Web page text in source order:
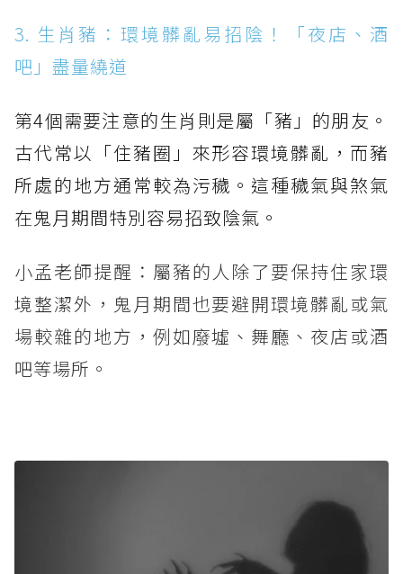
3. 生肖豬：環境髒亂易招陰！「夜店、酒
吧」盡量繞道
第4個需要注意的生肖則是屬「豬」的朋友。
古代常以「住豬圈」來形容環境髒亂，而豬
所處的地方通常較為污穢。這種穢氣與煞氣
在鬼月期間特別容易招致陰氣。
小孟老師提醒：屬豬的人除了要保持住家環
境整潔外，鬼月期間也要避開環境髒亂或氣
場較雜的地方，例如廢墟、舞廳、夜店或酒
吧等場所。